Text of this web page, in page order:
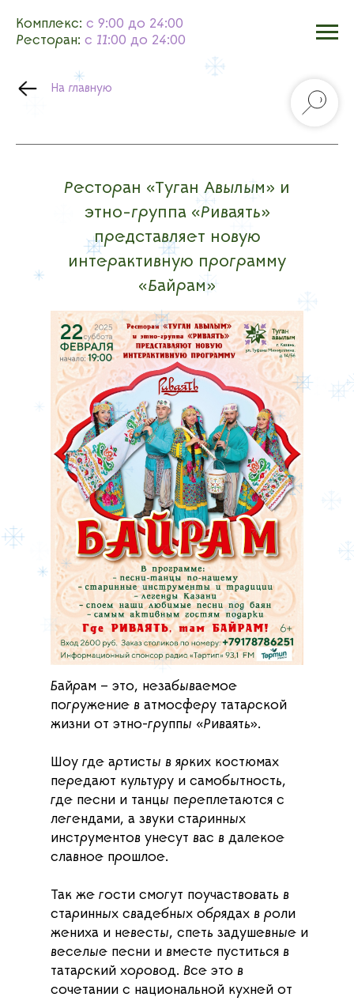
Комплекс: с 9:00 до 24:00
Ресторан: с 11:00 до 24:00
На главную
Ресторан «Туган Авылым» и
этно-группа «Риваять»
представляет новую
интерактивную программу
«Байрам»
Байрам – это, незабываемое
погружение в атмосферу татарской
жизни от этно-группы «Риваять».
Шоу где артисты в ярких костюмах
передают культуру и самобытность,
где песни и танцы переплетаются с
легендами, а звуки старинных
инструментов унесут вас в далекое
славное прошлое.
Так же гости смогут поучаствовать в
старинных свадебных обрядах в роли
жениха и невесты, спеть задушевные и
веселые песни и вместе пуститься в
татарский хоровод. Все это в
сочетании с национальной кухней от